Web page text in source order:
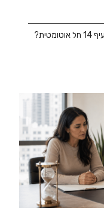
רואים בתלוש הפרשה לפיצויים וחושבים שסעיף 14 חל אוטומטית?